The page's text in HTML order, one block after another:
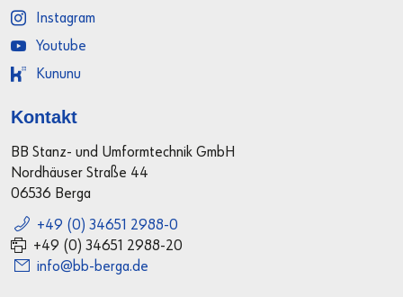
Instagram
Youtube
Kununu
Kontakt
BB Stanz- und Umformtechnik GmbH
Nordhäuser Straße 44
06536 Berga
+49 (0) 34651 2988-0
+49 (0) 34651 2988-20
info@bb-berga.de